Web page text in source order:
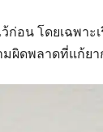
อน โดยเฉพาะ
ผิดพลาดที่แก้ยา